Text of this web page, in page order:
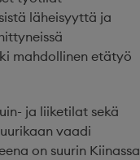
läheisyyttä ja
mahdollinen etätyö
ja liiketilat sekä
vaadi
on suurin Kiinassa